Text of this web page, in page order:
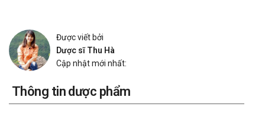
Được viết bởi
Dược sĩ Thu Hà
Cập nhật mới nhất:
Thông tin dược phẩm